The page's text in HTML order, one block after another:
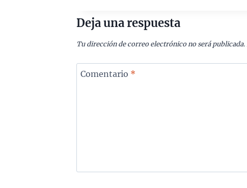
Deja una respuesta
Tu dirección de correo electrónico no será publicada.
Comentario *